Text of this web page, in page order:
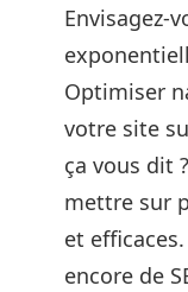
Envisagez-
Optimiser
votre site
ça vous dit
mettre sur
et
encore de